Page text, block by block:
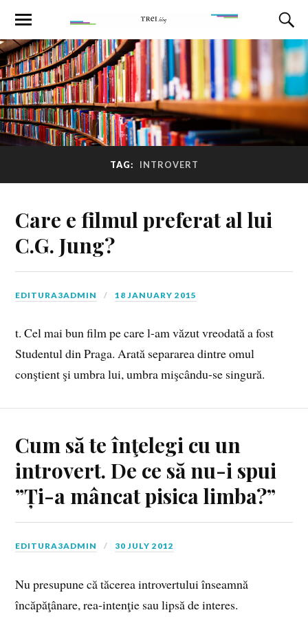
TAG: INTROVERT
Care e filmul preferat al lui
C.G. Jung?
EDITURA3ADMIN 18 JANUARY 2015
t. Cel mai bun film pe care l-am văzut vreodată a fost
Studentul din Praga. Arată separarea dintre omul
conştient şi umbra lui, umbra mişcându-se singură.
Cum să te înţelegi cu un
introvert. De ce să nu-i spui
”Ți-a mâncat pisica limba?”
EDITURA3ADMIN 30 JULY 2012
Nu presupune că tăcerea introvertului înseamnă
încăpăţânare, rea-intenţie sau lipsă de interes.